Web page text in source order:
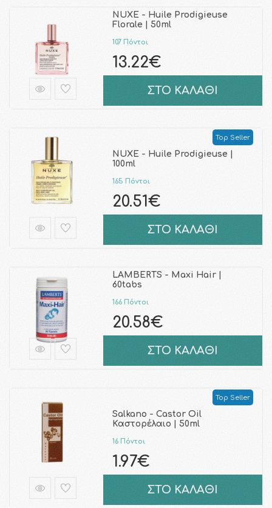
NUXE - Huile Prodigieuse
Florale | 50ml
107 Πόντοι
13.22€
ΣΤΟ ΚΑΛΑΘΙ
Top Seller
NUXE - Huile Prodigieuse |
100ml
165 Πόντοι
20.51€
ΣΤΟ ΚΑΛΑΘΙ
LAMBERTS - Maxi Hair |
60tabs
166 Πόντοι
20.58€
ΣΤΟ ΚΑΛΑΘΙ
Top Seller
Salkano - Castor Oil
Καστορέλαιο | 50ml
16 Πόντοι
1.97€
ΣΤΟ ΚΑΛΑΘΙ